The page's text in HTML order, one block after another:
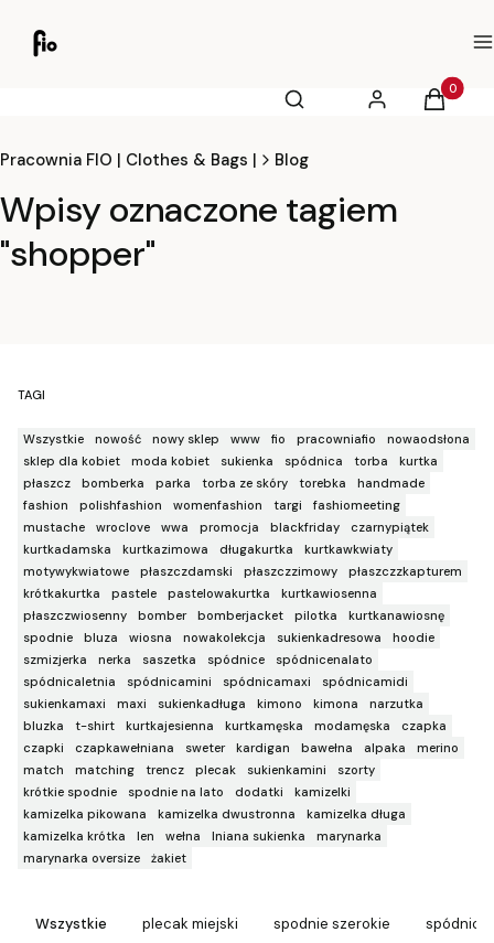
Otwórz wyszukiwarkę
Szukaj Zaloguj sięKoszyk
Pracownia FIO | Clothes & Bags | Blog
Wpisy oznaczone tagiem
"shopper"
TAGI
Wszystkie nowość nowy sklep www fio pracowniafio
nowaodsłona
sklep dla kobiet
moda kobiet sukienka spódnica torba
kurtka
płaszcz
bomberka parka torba ze skóry torebka
handmade
fashion
polishfashion womenfashion targi
fashiomeeting
mustache
wroclove wwa promocja blackfriday
czarnypiątek
kurtkadamska
kurtkazimowa długakurtka
kurtkawkwiaty
motywykwiatowe
płaszczdamski płaszczzimowy
płaszczzkapturem
krótkakurtka
pastele pastelowakurtka
kurtkawiosenna
płaszczwiosenny
bomber bomberjacket pilotka
kurtkanawiosnę
spodnie
bluza wiosna nowakolekcja sukienkadresowa
hoodie
szmizjerka
nerka saszetka spódnice
spódnicenalato
spódnicaletnia
spódnicamini spódnicamaxi
spódnicamidi
sukienkamaxi
maxi sukienkadługa kimono kimona
narzutka
bluzka
t-shirt kurtkajesienna kurtkamęska modamęska
czapka
czapki
czapkawełniana sweter kardigan bawełna alpaka
merino
match
matching trencz plecak sukienkamini
szorty
krótkie spodnie
spodnie na lato dodatki
kamizelki
kamizelka pikowana
kamizelka dwustronna
kamizelka długa
kamizelka krótka
len wełna lniana sukienka
marynarka
marynarka oversize
żakiet
Wszystkie plecak miejski spodnie szerokie spódnice